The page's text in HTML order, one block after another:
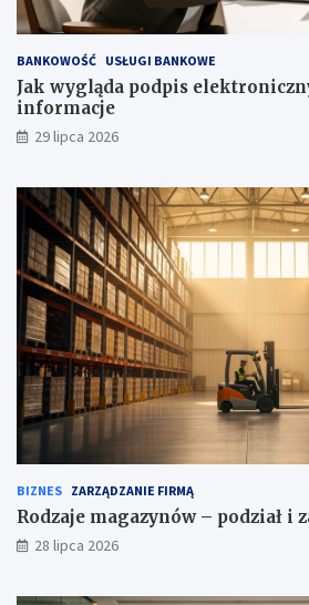
BANKOWOŚĆ USŁUGI BANKOWE
Jak wygląda podpis
informacje
29 lipca 2026
BIZNES ZARZĄDZANIE FIRMĄ
Rodzaje magazynów – podział i
28 lipca 2026